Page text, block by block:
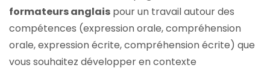
formateurs anglais pour un travail autour des
compétences (expression orale, compréhension
orale, expression écrite, compréhension écrite) que
vous souhaitez développer en contexte